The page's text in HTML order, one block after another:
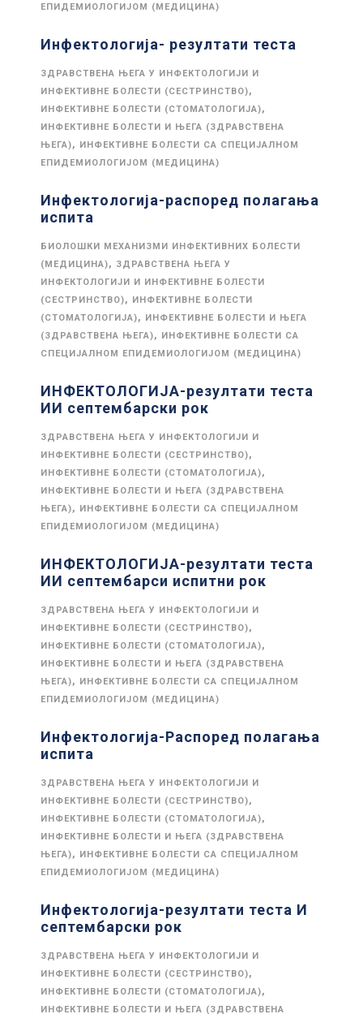
ЕПИДЕМИОЛОГИЈОМ (МЕДИЦИНА)
Инфектологија- резултати теста
ЗДРАВСТВЕНА ЊЕГА У ИНФЕКТОЛОГИЈИ И
ИНФЕКТИВНЕ БОЛЕСТИ (СЕСТРИНСТВО),
ИНФЕКТИВНЕ БОЛЕСТИ (СТОМАТОЛОГИЈА),
ИНФЕКТИВНЕ БОЛЕСТИ И ЊЕГА (ЗДРАВСТВЕНА
ЊЕГА), ИНФЕКТИВНЕ БОЛЕСТИ СА СПЕЦИЈАЛНОМ
ЕПИДЕМИОЛОГИЈОМ (МЕДИЦИНА)
Инфектологија-распоред полагања
испита
БИОЛОШКИ МЕХАНИЗМИ ИНФЕКТИВНИХ БОЛЕСТИ
(МЕДИЦИНА), ЗДРАВСТВЕНА ЊЕГА У
ИНФЕКТОЛОГИЈИ И ИНФЕКТИВНЕ БОЛЕСТИ
(СЕСТРИНСТВО), ИНФЕКТИВНЕ БОЛЕСТИ
(СТОМАТОЛОГИЈА), ИНФЕКТИВНЕ БОЛЕСТИ И ЊЕГА
(ЗДРАВСТВЕНА ЊЕГА), ИНФЕКТИВНЕ БОЛЕСТИ СА
СПЕЦИЈАЛНОМ ЕПИДЕМИОЛОГИЈОМ (МЕДИЦИНА)
ИНФЕКТОЛОГИЈА-резултати теста
ИИ септембарски рок
ЗДРАВСТВЕНА ЊЕГА У ИНФЕКТОЛОГИЈИ И
ИНФЕКТИВНЕ БОЛЕСТИ (СЕСТРИНСТВО),
ИНФЕКТИВНЕ БОЛЕСТИ (СТОМАТОЛОГИЈА),
ИНФЕКТИВНЕ БОЛЕСТИ И ЊЕГА (ЗДРАВСТВЕНА
ЊЕГА), ИНФЕКТИВНЕ БОЛЕСТИ СА СПЕЦИЈАЛНОМ
ЕПИДЕМИОЛОГИЈОМ (МЕДИЦИНА)
ИНФЕКТОЛОГИЈА-резултати теста
ИИ септембарси испитни рок
ЗДРАВСТВЕНА ЊЕГА У ИНФЕКТОЛОГИЈИ И
ИНФЕКТИВНЕ БОЛЕСТИ (СЕСТРИНСТВО),
ИНФЕКТИВНЕ БОЛЕСТИ (СТОМАТОЛОГИЈА),
ИНФЕКТИВНЕ БОЛЕСТИ И ЊЕГА (ЗДРАВСТВЕНА
ЊЕГА), ИНФЕКТИВНЕ БОЛЕСТИ СА СПЕЦИЈАЛНОМ
ЕПИДЕМИОЛОГИЈОМ (МЕДИЦИНА)
Инфектологија-Распоред полагања
испита
ЗДРАВСТВЕНА ЊЕГА У ИНФЕКТОЛОГИЈИ И
ИНФЕКТИВНЕ БОЛЕСТИ (СЕСТРИНСТВО),
ИНФЕКТИВНЕ БОЛЕСТИ (СТОМАТОЛОГИЈА),
ИНФЕКТИВНЕ БОЛЕСТИ И ЊЕГА (ЗДРАВСТВЕНА
ЊЕГА), ИНФЕКТИВНЕ БОЛЕСТИ СА СПЕЦИЈАЛНОМ
ЕПИДЕМИОЛОГИЈОМ (МЕДИЦИНА)
Инфектологија-резултати теста И
септембарски рок
ЗДРАВСТВЕНА ЊЕГА У ИНФЕКТОЛОГИЈИ И
ИНФЕКТИВНЕ БОЛЕСТИ (СЕСТРИНСТВО),
ИНФЕКТИВНЕ БОЛЕСТИ (СТОМАТОЛОГИЈА),
ИНФЕКТИВНЕ БОЛЕСТИ И ЊЕГА (ЗДРАВСТВЕНА